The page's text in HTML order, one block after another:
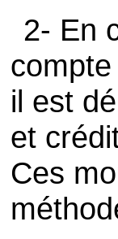
2- En
il est
et
Ces